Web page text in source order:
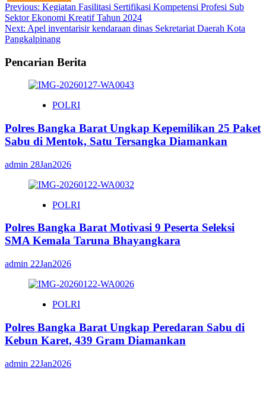
Post
navigation
Previous: Kegiatan Fasilitasi Sertifikasi Kompetensi Profesi Sub
Sektor Ekonomi Kreatif Tahun 2024
Next: Apel inventarisir kendaraan dinas Sekretariat Daerah Kota
Pangkalpinang
Pencarian Berita
POLRI
Polres Bangka Barat Ungkap Kepemilikan 25 Paket
Sabu di Mentok, Satu Tersangka Diamankan
admin 28Jan2026
POLRI
Polres Bangka Barat Motivasi 9 Peserta Seleksi
SMA Kemala Taruna Bhayangkara
admin 22Jan2026
POLRI
Polres Bangka Barat Ungkap Peredaran Sabu di
Kebun Karet, 439 Gram Diamankan
admin 22Jan2026